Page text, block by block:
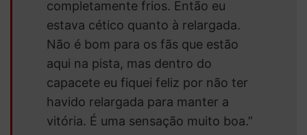
completamente frios. Então eu
estava cético quanto à relargada.
Não é bom para os fãs que estão
aqui na pista, mas dentro do
capacete eu fiquei feliz por não ter
havido relargada para manter a
vitória. É uma sensação muito boa.”